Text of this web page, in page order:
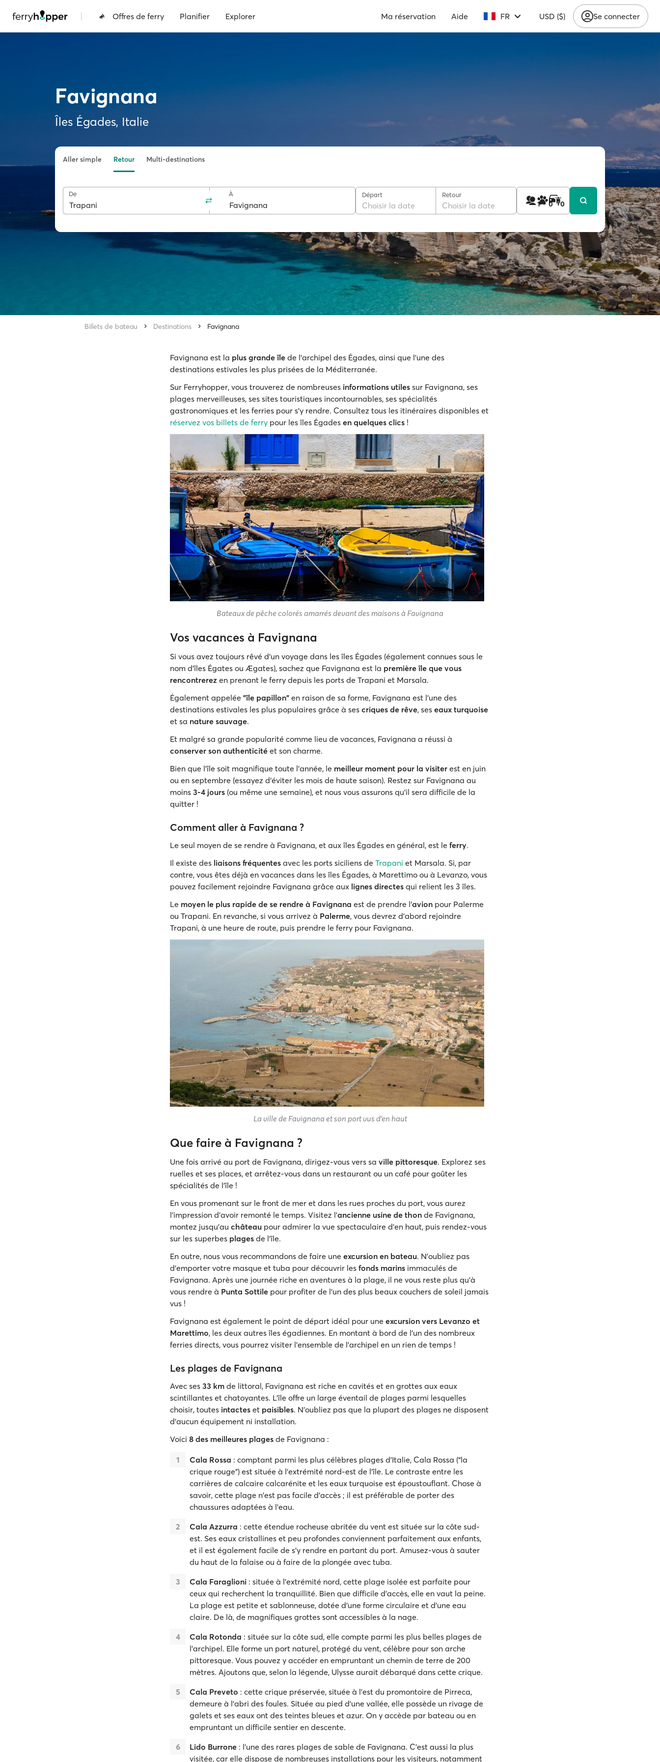
| Offres de ferry Planifier Explorer Ma réservation Aide FR USD ($) Se connecter
Favignana
Îles Égades, Italie
Aller simple Retour Multi-destinations
De À Départ
Choisir la date
Retour
Choisir la date 1 0 0
Billets de bateau Destinations Favignana
Favignana est la plus grande île de l'archipel des Égades, ainsi que l'une des
destinations estivales les plus prisées de la Méditerranée.
Sur Ferryhopper, vous trouverez de nombreuses informations utiles sur Favignana, ses
plages merveilleuses, ses sites touristiques incontournables, ses spécialités
gastronomiques et les ferries pour s’y rendre. Consultez tous les itinéraires disponibles et
réservez vos billets de ferry pour les îles Égades en quelques clics !
Bateaux de pêche colorés amarrés devant des maisons à Favignana
Vos vacances à Favignana
Si vous avez toujours rêvé d'un voyage dans les îles Égades (également connues sous le
nom d'îles Égates ou Ægates), sachez que Favignana est la première île que vous
rencontrerez en prenant le ferry depuis les ports de Trapani et Marsala.
Également appelée "île papillon" en raison de sa forme, Favignana est l'une des
destinations estivales les plus populaires grâce à ses criques de rêve, ses eaux turquoise
et sa nature sauvage.
Et malgré sa grande popularité comme lieu de vacances, Favignana a réussi à
conserver son authenticité et son charme.
Bien que l’île soit magnifique toute l’année, le meilleur moment pour la visiter est en juin
ou en septembre (essayez d'éviter les mois de haute saison). Restez sur Favignana au
moins 3-4 jours (ou même une semaine), et nous vous assurons qu'il sera difficile de la
quitter !
Comment aller à Favignana ?
Le seul moyen de se rendre à Favignana, et aux îles Égades en général, est le ferry.
Il existe des liaisons fréquentes avec les ports siciliens de Trapani et Marsala. Si, par
contre, vous êtes déjà en vacances dans les îles Égades, à Marettimo ou à Levanzo, vous
pouvez facilement rejoindre Favignana grâce aux lignes directes qui relient les 3 îles.
Le moyen le plus rapide de se rendre à Favignana est de prendre l'avion pour Palerme
ou Trapani. En revanche, si vous arrivez à Palerme, vous devrez d'abord rejoindre
Trapani, à une heure de route, puis prendre le ferry pour Favignana.
La ville de Favignana et son port vus d'en haut
Que faire à Favignana ?
Une fois arrivé au port de Favignana, dirigez-vous vers sa ville pittoresque. Explorez ses
ruelles et ses places, et arrêtez-vous dans un restaurant ou un café pour goûter les
spécialités de l'île !
En vous promenant sur le front de mer et dans les rues proches du port, vous aurez
l'impression d'avoir remonté le temps. Visitez l'ancienne usine de thon de Favignana,
montez jusqu'au château pour admirer la vue spectaculaire d'en haut, puis rendez-vous
sur les superbes plages de l'île.
En outre, nous vous recommandons de faire une excursion en bateau. N’oubliez pas
d'emporter votre masque et tuba pour découvrir les fonds marins immaculés de
Favignana. Après une journée riche en aventures à la plage, il ne vous reste plus qu'à
vous rendre à Punta Sottile pour profiter de l'un des plus beaux couchers de soleil jamais
vus !
Favignana est également le point de départ idéal pour une excursion vers Levanzo et
Marettimo, les deux autres îles égadiennes. En montant à bord de l'un des nombreux
ferries directs, vous pourrez visiter l'ensemble de l'archipel en un rien de temps !
Les plages de Favignana
Avec ses 33 km de littoral, Favignana est riche en cavités et en grottes aux eaux
scintillantes et chatoyantes. L'île offre un large éventail de plages parmi lesquelles
choisir, toutes intactes et paisibles. N'oubliez pas que la plupart des plages ne disposent
d’aucun équipement ni installation.
Voici 8 des meilleures plages de Favignana :
Cala Rossa : comptant parmi les plus célèbres plages d'Italie, Cala Rossa (“la
crique rouge”) est située à l'extrémité nord-est de l'île. Le contraste entre les
carrières de calcaire calcarénite et les eaux turquoise est époustouflant. Chose à
savoir, cette plage n'est pas facile d'accès ; il est préférable de porter des
chaussures adaptées à l’eau.
Cala Azzurra : cette étendue rocheuse abritée du vent est située sur la côte sud-
est. Ses eaux cristallines et peu profondes conviennent parfaitement aux enfants,
et il est également facile de s’y rendre en partant du port. Amusez-vous à sauter
du haut de la falaise ou à faire de la plongée avec tuba.
Cala Faraglioni : située à l'extrémité nord, cette plage isolée est parfaite pour
ceux qui recherchent la tranquillité. Bien que difficile d’accès, elle en vaut la peine.
La plage est petite et sablonneuse, dotée d’une forme circulaire et d’une eau
claire. De là, de magnifiques grottes sont accessibles à la nage.
Cala Rotonda : située sur la côte sud, elle compte parmi les plus belles plages de
l'archipel. Elle forme un port naturel, protégé du vent, célèbre pour son arche
pittoresque. Vous pouvez y accéder en empruntant un chemin de terre de 200
mètres. Ajoutons que, selon la légende, Ulysse aurait débarqué dans cette crique.
Cala Preveto : cette crique préservée, située à l'est du promontoire de Pirreca,
demeure à l’abri des foules. Située au pied d'une vallée, elle possède un rivage de
galets et ses eaux ont des teintes bleues et azur. On y accède par bateau ou en
empruntant un difficile sentier en descente.
Lido Burrone : l'une des rares plages de sable de Favignana. C'est aussi la plus
visitée, car elle dispose de nombreuses installations pour les visiteurs, notamment